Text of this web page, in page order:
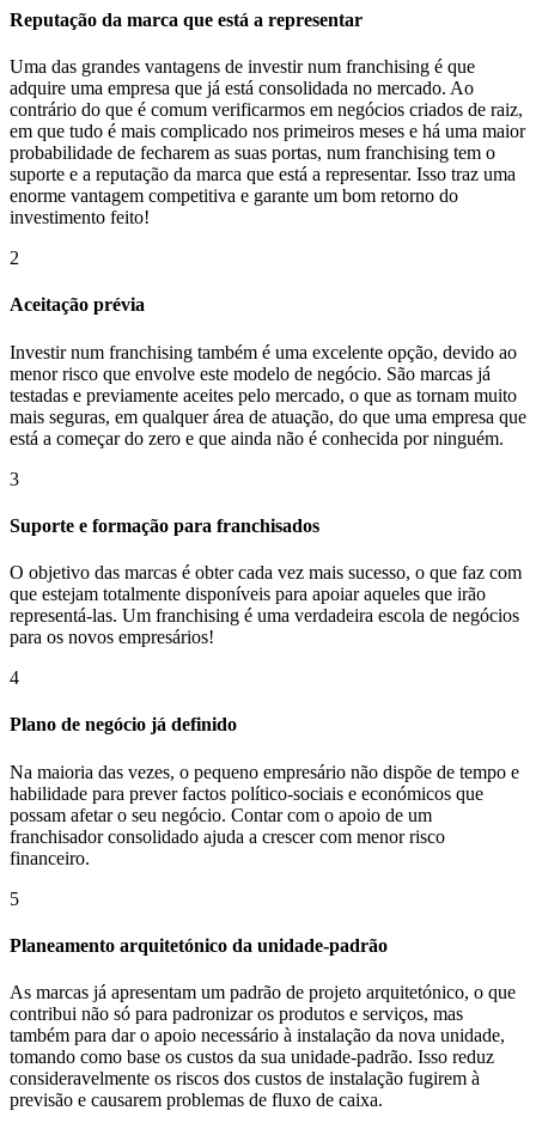
Reputação da marca que está a representar
Uma das grandes vantagens de investir num franchising é que
adquire uma empresa que já está consolidada no mercado. Ao
contrário do que é comum verificarmos em negócios criados de raiz,
em que tudo é mais complicado nos primeiros meses e há uma maior
probabilidade de fecharem as suas portas, num franchising tem o
suporte e a reputação da marca que está a representar. Isso traz uma
enorme vantagem competitiva e garante um bom retorno do
investimento feito!
2
Aceitação prévia
Investir num franchising também é uma excelente opção, devido ao
menor risco que envolve este modelo de negócio. São marcas já
testadas e previamente aceites pelo mercado, o que as tornam muito
mais seguras, em qualquer área de atuação, do que uma empresa que
está a começar do zero e que ainda não é conhecida por ninguém.
3
Suporte e formação para franchisados
O objetivo das marcas é obter cada vez mais sucesso, o que faz com
que estejam totalmente disponíveis para apoiar aqueles que irão
representá-las. Um franchising é uma verdadeira escola de negócios
para os novos empresários!
4
Plano de negócio já definido
Na maioria das vezes, o pequeno empresário não dispõe de tempo e
habilidade para prever factos político-sociais e económicos que
possam afetar o seu negócio. Contar com o apoio de um
franchisador consolidado ajuda a crescer com menor risco
financeiro.
5
Planeamento arquitetónico da unidade-padrão
As marcas já apresentam um padrão de projeto arquitetónico, o que
contribui não só para padronizar os produtos e serviços, mas
também para dar o apoio necessário à instalação da nova unidade,
tomando como base os custos da sua unidade-padrão. Isso reduz
consideravelmente os riscos dos custos de instalação fugirem à
previsão e causarem problemas de fluxo de caixa.